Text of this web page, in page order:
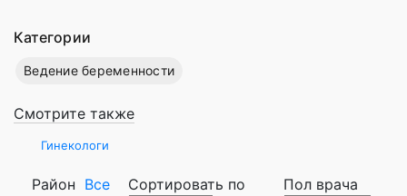
Категории
Ведение беременности
Смотрите также
Гинекологи
Район Все Сортировать по Пол врача